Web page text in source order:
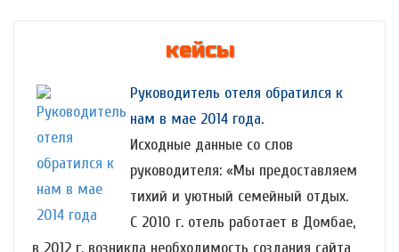
кейсы
Руководитель отеля обратился к
нам в мае 2014 года.
Исходные данные со слов
руководителя: «Мы предоставляем
тихий и уютный семейный отдых.
С 2010 г. отель работает в Домбае,
в 2012 г. возникла необходимость создания сайта